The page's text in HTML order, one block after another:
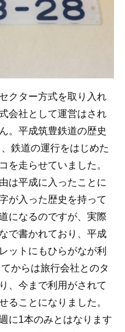
クター方式を取り入れ
会社として運営はされ
。平成筑豊鉄道の歴史
鉄道の運行をはじめた
を走らせていました。
は平成に入ったことに
が入った歴史を持って
になるのですが、実際
で書かれており、平成
ットにもひらがなが利
からは旅行会社とのタ
、今まで利用がされて
ることになりました。
に1本のみとはなります